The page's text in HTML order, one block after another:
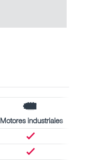
Motores industriales